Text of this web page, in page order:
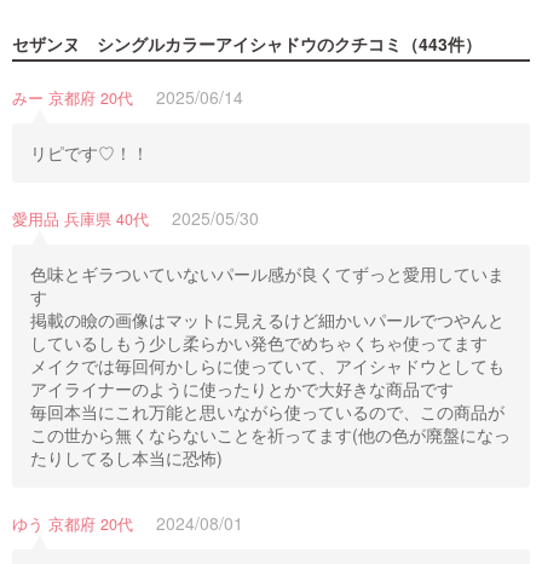
セザンヌ シングルカラーアイシャドウのクチコミ（443件）
みー 京都府 20代 2025/06/14
リピです♡！！
愛用品 兵庫県 40代 2025/05/30
色味とギラついていないパール感が良くてずっと愛用していま
す
掲載の瞼の画像はマットに見えるけど細かいパールでつやんと
しているしもう少し柔らかい発色でめちゃくちゃ使ってます
メイクでは毎回何かしらに使っていて、アイシャドウとしても
アイライナーのように使ったりとかで大好きな商品です
毎回本当にこれ万能と思いながら使っているので、この商品が
この世から無くならないことを祈ってます(他の色が廃盤になっ
たりしてるし本当に恐怖)
ゆう 京都府 20代 2024/08/01